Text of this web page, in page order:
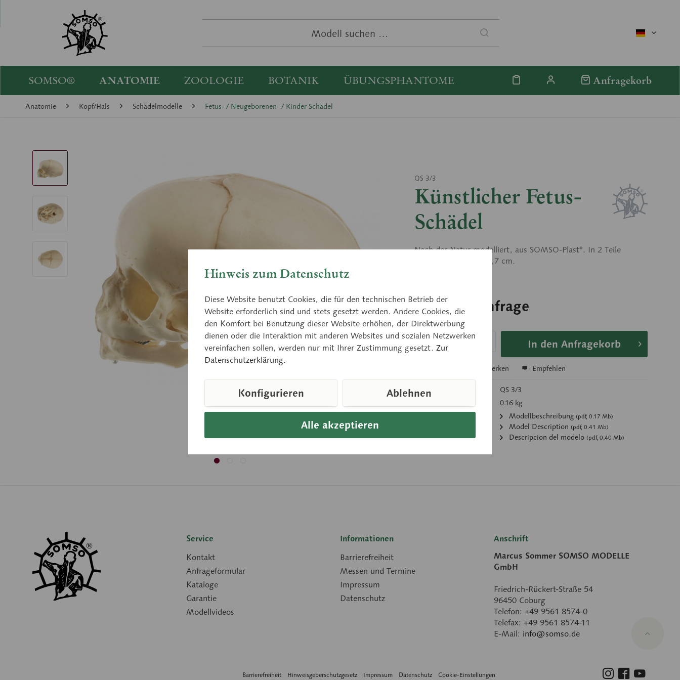
deutsch
SOMSO® ANATOMIE ZOOLOGIE BOTANIK ÜBUNGSPHANTOME Anfragekorb
Anatomie Kopf/Hals Schädelmodelle Fetus- / Neugeborenen- / Kinder-Schädel
QS 3/3
Künstlicher Fetus-
Schädel
Nach der Natur modelliert, aus SOMSO-Plast®. In 2 Teile
zerlegbar. Umfang 29,7 cm.
Preis auf Anfrage
Lieferzeit auf Anfrage
In den Anfragekorb
Merken Empfehlen
Artikelnummer:
QS 3/3
0.16 kg
Modellbeschreibung (pdf, 0.17 Mb)
Model Description (pdf, 0.41 Mb)
Descripcion del modelo (pdf, 0.40 Mb)
Service
Kontakt
Anfrageformular
Kataloge
Garantie
Modellvideos
Informationen
Barrierefreiheit
Messen und Termine
Impressum
Datenschutz
Anschrift
Marcus Sommer SOMSO MODELLE
GmbH
Friedrich-Rückert-Straße 54
96450 Coburg
Telefon: +49 9561 8574-0
Telefax: +49 9561 8574-11
E-Mail: info@somso.de
Barrierefreiheit Hinweisgeberschutzgesetz Impressum Datenschutz Cookie-Einstellungen
Hinweis zum Datenschutz
Diese Website benutzt Cookies, die für den technischen Betrieb der
Website erforderlich sind und stets gesetzt werden. Andere Cookies, die
den Komfort bei Benutzung dieser Website erhöhen, der Direktwerbung
dienen oder die Interaktion mit anderen Websites und sozialen Netzwerken
vereinfachen sollen, werden nur mit Ihrer Zustimmung gesetzt. Zur
Datenschutzerklärung.
Alle akzeptieren
Konfigurieren Ablehnen